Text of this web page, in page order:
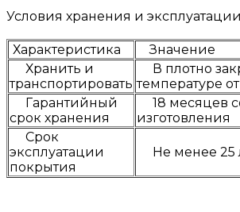
Условия хранения и эксплуатации
Характеристика
Значение
Хранить и
транспортировать
В плотно
температуре
Гарантийный
срок хранения
18 месяцев
изготовления
Срок
эксплуатации
покрытия
Не менее 25